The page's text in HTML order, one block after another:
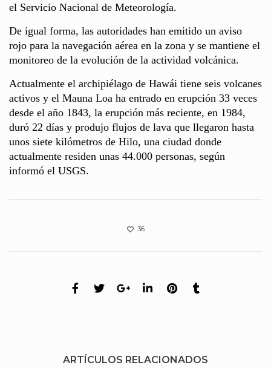
el Servicio Nacional de Meteorología.
De igual forma, las autoridades han emitido un aviso
rojo para la navegación aérea en la zona y se mantiene el
monitoreo de la evolución de la actividad volcánica.
Actualmente el archipiélago de Hawái tiene seis volcanes
activos y el Mauna Loa ha entrado en erupción 33 veces
desde el año 1843, la erupción más reciente, en 1984,
duró 22 días y produjo flujos de lava que llegaron hasta
unos siete kilómetros de Hilo, una ciudad donde
actualmente residen unas 44.000 personas, según
informó el USGS.
36
ARTÍCULOS RELACIONADOS